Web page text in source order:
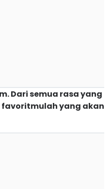
Dari semua rasa yang
yang akan